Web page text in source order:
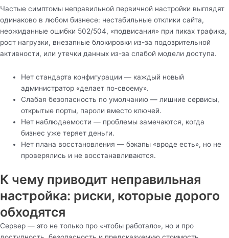
Частые симптомы неправильной первичной настройки выглядят
одинаково в любом бизнесе: нестабильные отклики сайта,
неожиданные ошибки 502/504, «подвисания» при пиках трафика,
рост нагрузки, внезапные блокировки из-за подозрительной
активности, или утечки данных из-за слабой модели доступа.
Нет стандарта конфигурации — каждый новый
администратор «делает по-своему».
Слабая безопасность по умолчанию — лишние сервисы,
открытые порты, пароли вместо ключей.
Нет наблюдаемости — проблемы замечаются, когда
бизнес уже теряет деньги.
Нет плана восстановления — бэкапы «вроде есть», но не
проверялись и не восстанавливаются.
К чему приводит неправильная
настройка: риски, которые дорого
обходятся
Сервер — это не только про «чтобы работало», но и про